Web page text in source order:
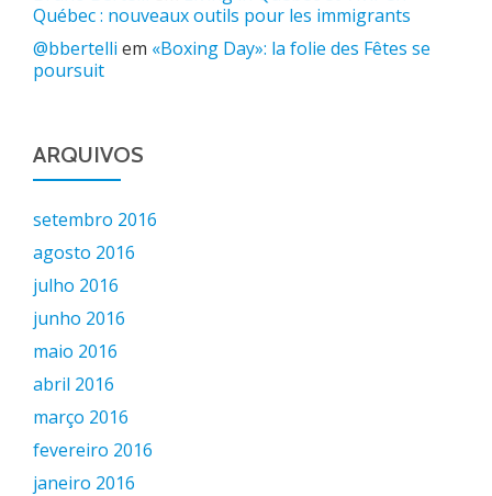
Québec : nouveaux outils pour les immigrants
@bbertelli em «Boxing Day»: la folie des Fêtes se
poursuit
ARQUIVOS
setembro 2016
agosto 2016
julho 2016
junho 2016
maio 2016
abril 2016
março 2016
fevereiro 2016
janeiro 2016